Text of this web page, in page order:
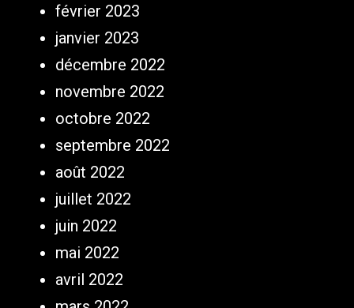
février 2023
janvier 2023
décembre 2022
novembre 2022
octobre 2022
septembre 2022
août 2022
juillet 2022
juin 2022
mai 2022
avril 2022